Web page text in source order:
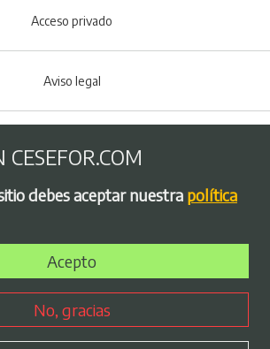
Acceso privado
Aviso legal
Política de privacidad
Bolsa de empleo
Perfil contratante
CESEFOR.COM
debes aceptar nuestra política
Acepto
No, gracias